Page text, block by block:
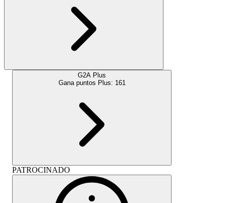
G2A Plus
Gana puntos Plus: 161
PATROCINADO